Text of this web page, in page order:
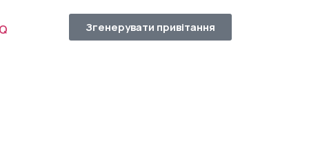
Згенерувати привітання